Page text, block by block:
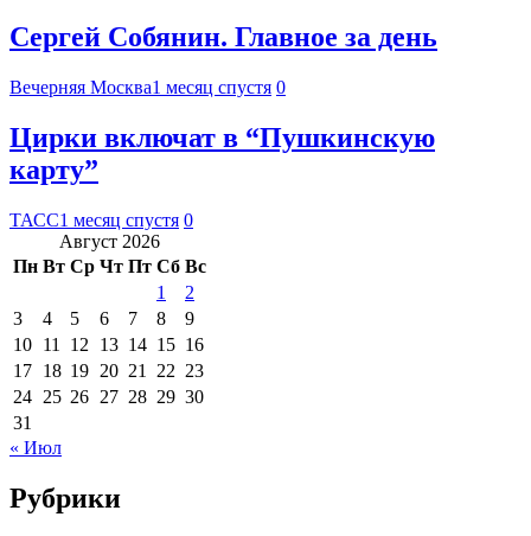
Сергей Собянин. Главное за день
Вечерняя Москва1 месяц спустя 0
Цирки включат в “Пушкинскую
карту”
ТАСС1 месяц спустя 0
Август 2026
Пн Вт Ср Чт Пт Сб Вс
1
2
3
4 5 6 7 8
9
10 11 12 13 14 15 16
17 18 19 20 21 22 23
24 25 26 27 28 29 30
31
« Июл
Рубрики